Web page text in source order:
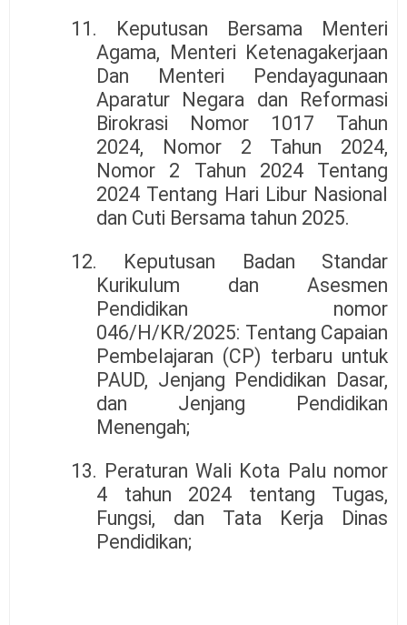
11. Keputusan Bersama Menteri
Agama, Menteri Ketenagakerjaan
Dan Menteri Pendayagunaan
Aparatur Negara dan Reformasi
Birokrasi Nomor 1017 Tahun
2024, Nomor 2 Tahun 2024,
Nomor 2 Tahun 2024 Tentang
2024 Tentang Hari Libur Nasional
dan Cuti Bersama tahun 2025.
12. Keputusan Badan Standar
Kurikulum dan Asesmen
Pendidikan nomor
046/H/KR/2025: Tentang Capaian
Pembelajaran (CP) terbaru untuk
PAUD, Jenjang Pendidikan Dasar,
dan Jenjang Pendidikan
Menengah;
13. Peraturan Wali Kota Palu nomor
4 tahun 2024 tentang Tugas,
Fungsi, dan Tata Kerja Dinas
Pendidikan;